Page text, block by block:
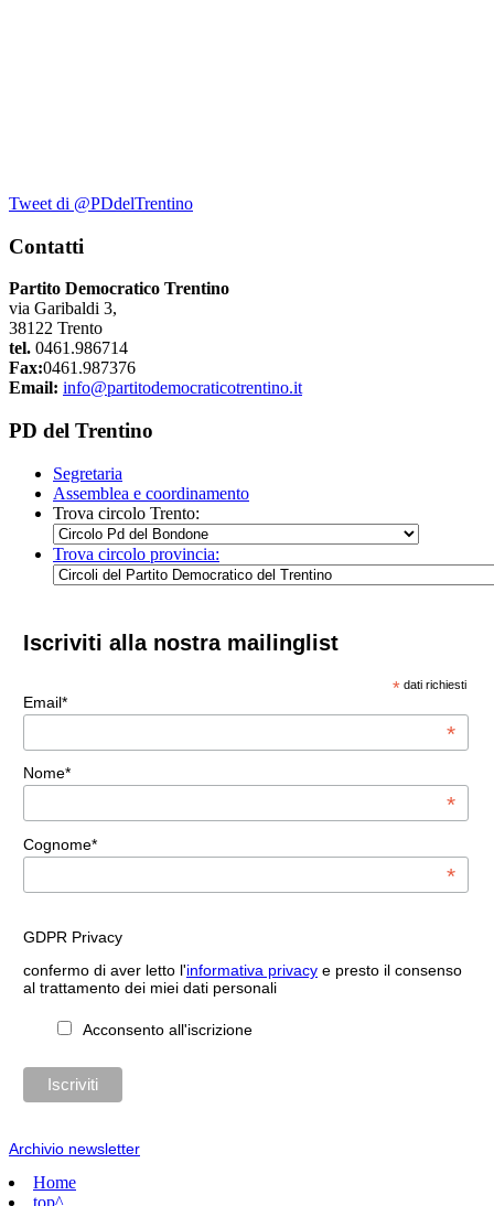
Tweet di @PDdelTrentino
Contatti
Partito Democratico Trentino
via Garibaldi 3,
38122 Trento
tel. 0461.986714
Fax:0461.987376
Email: info@partitodemocraticotrentino.it
PD del Trentino
Segretaria
Assemblea e coordinamento
Trova circolo Trento:
Trova circolo provincia:
Iscriviti alla nostra mailinglist
* dati richiesti
Email*
*
Nome*
*
Cognome*
*
GDPR Privacy
confermo di aver letto l'informativa privacye presto il consenso
al trattamento dei miei dati personali
Acconsento all'iscrizione
Archivio newsletter
Home
top^